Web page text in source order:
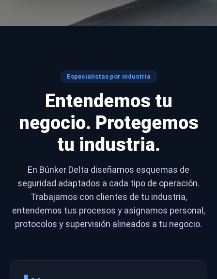
Especialistas por industria
Entendemos tu
negocio. Protegemos
tu industria.
En Búnker Delta diseñamos esquemas de
seguridad adaptados a cada tipo de operación.
Trabajamos con clientes de tu industria,
entendemos tus procesos y asignamos personal,
protocolos y supervisión alineados a tu negocio.